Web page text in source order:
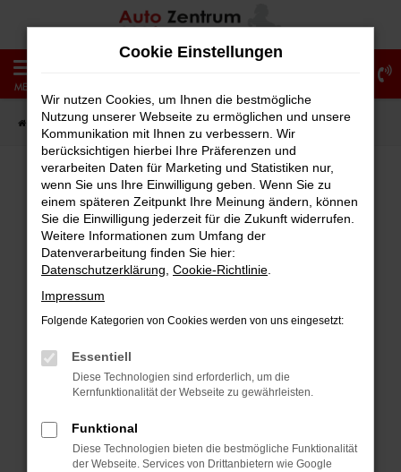
Zum
springen
MENÜ
Startseite Fahrzeugangebote Fahrzeug-Showroom
Fehler: Network Error
Beim Laden ist ein Fehler aufgetreten.
Hier sind ein paar Tipps, die dir helfen können:
Überprüfe deine Firewall und deine
Internetverbindung.
deine Suchmaschine?
Prüfe deine Browsererweiterungen.
können das Laden bestimmter Seiten
verhindern. Funktioniert die Seite in einem
Cookie Einstellungen
Wir nutzen Cookies, um Ihnen die bestmögliche
Nutzung unserer Webseite zu ermöglichen und unsere
Kommunikation mit Ihnen zu verbessern. Wir
berücksichtigen hierbei Ihre Präferenzen und
verarbeiten Daten für Marketing und Statistiken nur,
wenn Sie uns Ihre Einwilligung geben. Wenn Sie zu
einem späteren Zeitpunkt Ihre Meinung ändern, können
Sie die Einwilligung jederzeit für die Zukunft widerrufen.
Weitere Informationen zum Umfang der
Datenverarbeitung finden Sie hier:
Datenschutzerklärung Cookie-Richtlinie
Impressum
Folgende Kategorien von Cookies werden von uns eingesetzt:
Essentiell
Diese Technologien sind erforderlich, um die
Kernfunktionalität der Webseite zu gewährleisten.
Funktional
Diese Technologien bieten die bestmögliche Funktionalität
der Webseite. Services von Drittanbietern wie Google